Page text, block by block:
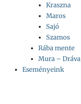
Kraszna
Maros
Sajó
Szamos
Rába mente
Mura – Dráva
Eseményeink